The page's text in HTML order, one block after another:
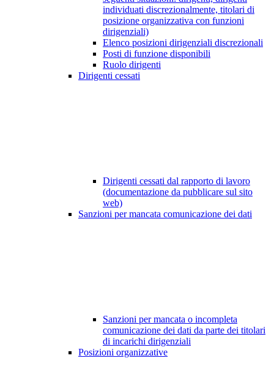
individuati discrezionalmente, titolari di
posizione organizzativa con funzioni
dirigenziali)
Elenco posizioni dirigenziali discrezionali
Posti di funzione disponibili
Ruolo dirigenti
Dirigenti cessati
Dirigenti cessati dal rapporto di lavoro
(documentazione da pubblicare sul sito
web)
Sanzioni per mancata comunicazione dei dati
Sanzioni per mancata o incompleta
comunicazione dei dati da parte dei titolari
di incarichi dirigenziali
Posizioni organizzative